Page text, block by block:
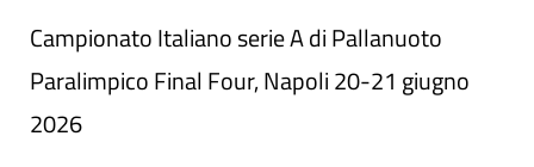
Campionato Italiano serie A di Pallanuoto
Paralimpico Final Four, Napoli 20-21 giugno
2026